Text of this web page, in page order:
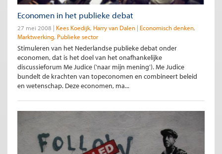
Economen in het publieke debat
27 mei 2008 Kees Koedijk Harry van Dalen
Economisch denken
Marktwerking Publieke sector
Stimuleren van het Nederlandse publieke debat onder
economen, dat is het doel van het onafhankelijke
discussieforum Me Judice ('naar mijn mening'). Me Judice
bundelt de krachten van topeconomen en combineert beleid
en wetenschap. Deze economen, ma...